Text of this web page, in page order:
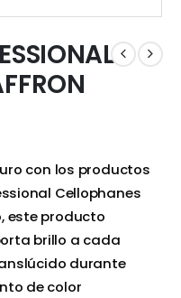
con los productos
Cellophanes
este producto
brillo a cada
durante
de color